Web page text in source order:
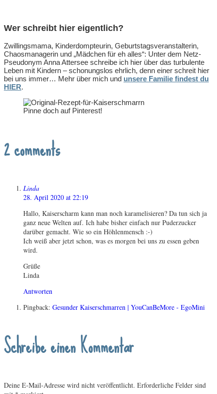
Wer schreibt hier eigentlich?
Zwillingsmama, Kinderdompteurin, Geburtstagsveranstalterin,
Chaosmanagerin und „Mädchen für eh alles“: Unter dem Netz-
Pseudonym Anna Attersee schreibe ich hier über das turbulente
Leben mit Kindern – schonungslos ehrlich, denn einer schreit hier
bei uns immer… Mehr über mich und unsere Familie findest du
HIER.
Pinne doch auf Pinterest!
2 comments
Linda
28. April 2020 at 22:19
Hallo, Kaiserscharm kann man noch karamelisieren? Da tun sich ja
ganz neue Welten auf. Ich habe bisher einfach nur Puderzucker
darüber gemacht. Wie so ein Höhlenmensch :-)
Ich weiß aber jetzt schon, was es morgen bei uns zu essen geben
wird.
Grüße
Linda
Antworten
Pingback: Gesunder Kaiserschmarren | YouCanBeMore - EgoMini
Schreibe einen Kommentar
Deine E-Mail-Adresse wird nicht veröffentlicht. Erforderliche Felder sind